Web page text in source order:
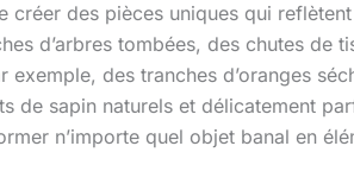
créer des pièces uniques qui
d’arbres tombées, des chutes
exemple, des tranches d’oranges
de sapin naturels et délicatement
n’importe quel objet banal en